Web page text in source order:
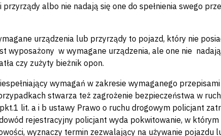
albo nie nadają się one do spełnienia swego
urządzenia lub przyrządy to pojazd, który nie
wyposażony w wymagane urządzenia, ale one nie
czy zużyty bieżnik opon.
wymagań w zakresie wymaganego
stwarza też zagrożenie bezpieczeństwa w
lit. a i b ustawy Prawo o ruchu drogowym policjant
rejestracyjny policjant wyda pokwitowanie, w
wyznaczy termin zezwalający na używanie pojazdu